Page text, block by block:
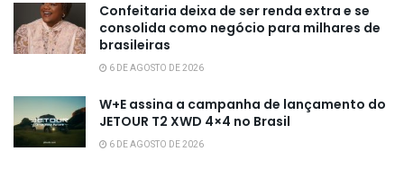
Confeitaria deixa de ser renda extra e se
consolida como negócio para milhares de
brasileiras
6 DE AGOSTO DE 2026
W+E assina a campanha de lançamento do
JETOUR T2 XWD 4×4 no Brasil
6 DE AGOSTO DE 2026